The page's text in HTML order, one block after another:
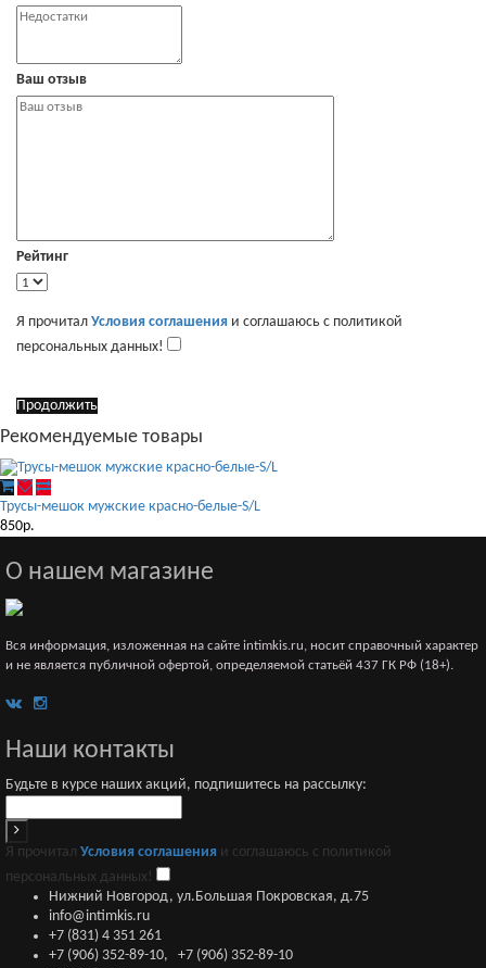
Ваш отзыв
Рейтинг
Я прочитал Условия соглашения и соглашаюсь с политикой
персональных данных!
Продолжить
Рекомендуемые товары
Трусы-мешок мужские красно-белые-S/L
850р.
О нашем магазине
Вся информация, изложенная на сайте intimkis.ru, носит справочный характер
и не является публичной офертой, определяемой статьёй 437 ГК РФ (18+).
Наши контакты
Будьте в курсе наших акций, подпишитесь на рассылку:
Я прочитал Условия соглашения и соглашаюсь с политикой
персональных данных!
Нижний Новгород, ул.Большая Покровская, д.75
info@intimkis.ru
+7 (831) 4 351 261
+7 (906) 352-89-10, +7 (906) 352-89-10